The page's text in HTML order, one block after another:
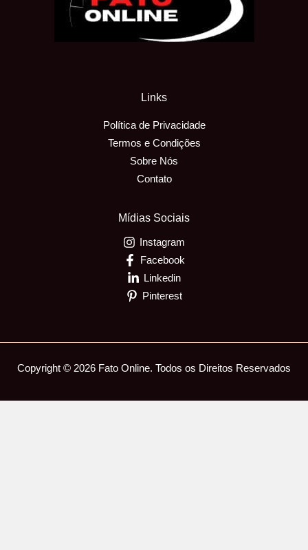
Links
Política de Privacidade
Termos e Condições
Sobre Nós
Contato
Mídias Sociais
Instagram
Facebook
Linkedin
Pinterest
Copyright © 2026 Fato Online. Todos os Direitos Reservados